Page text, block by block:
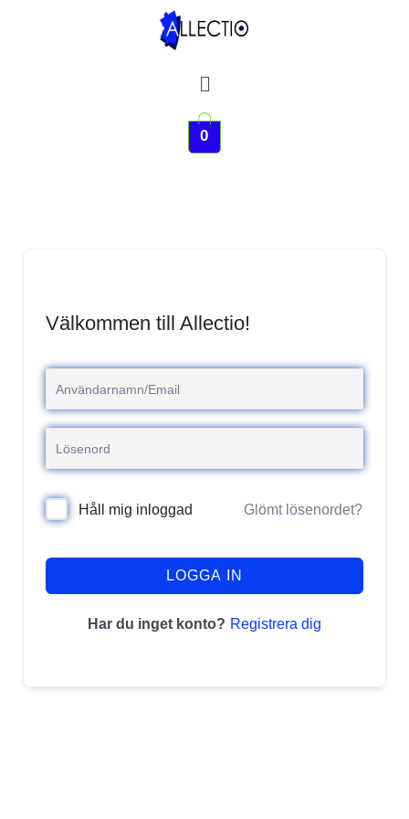
Meny
0
Välkommen till Allectio!
Håll mig inloggad Glömt lösenordet?
LOGGA IN
Har du inget konto? Registrera dig